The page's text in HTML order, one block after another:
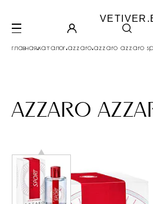
главная.каталог.azzaro.azzaro azzaro
azzaro